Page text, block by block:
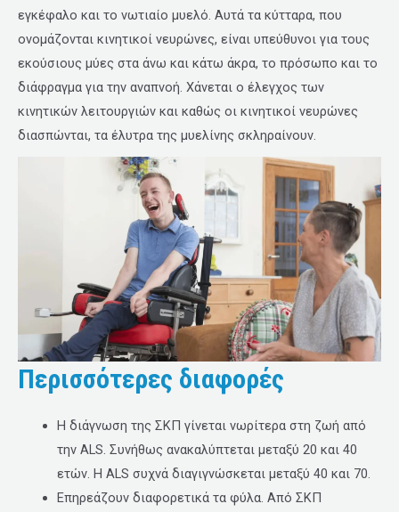
εγκέφαλο και το νωτιαίο μυελό. Αυτά τα κύτταρα, που
ονομάζονται κινητικοί νευρώνες, είναι υπεύθυνοι για τους
εκούσιους μύες στα άνω και κάτω άκρα, το πρόσωπο και το
διάφραγμα για την αναπνοή. Χάνεται ο έλεγχος των
κινητικών λειτουργιών και καθώς οι κινητικοί νευρώνες
διασπώνται, τα έλυτρα της μυελίνης σκληραίνουν.
Περισσότερες διαφορές
Η διάγνωση της ΣΚΠ γίνεται νωρίτερα στη ζωή από
την ALS. Συνήθως ανακαλύπτεται μεταξύ 20 και 40
ετών. Η ALS συχνά διαγιγνώσκεται μεταξύ 40 και 70.
Επηρεάζουν διαφορετικά τα φύλα. Από ΣΚΠ